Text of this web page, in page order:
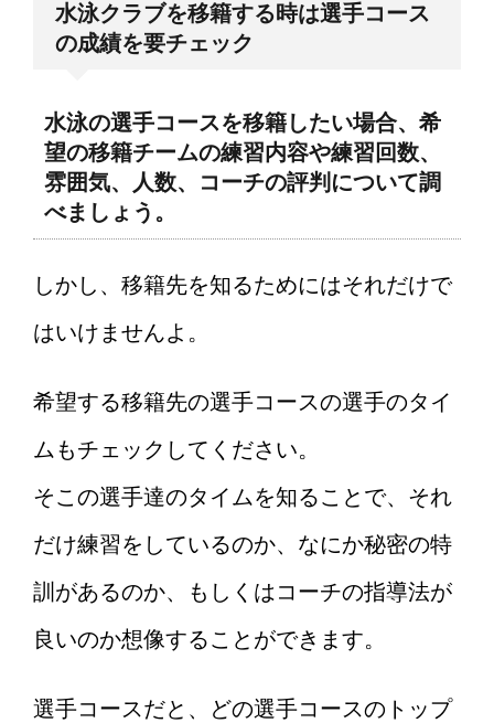
水泳クラブを移籍する時は選手コース
の成績を要チェック
水泳の選手コースを移籍したい場合、希
望の移籍チームの練習内容や練習回数、
雰囲気、人数、コーチの評判について調
べましょう。
しかし、移籍先を知るためにはそれだけで
はいけませんよ。
希望する移籍先の選手コースの選手のタイ
ムもチェックしてください。
そこの選手達のタイムを知ることで、それ
だけ練習をしているのか、なにか秘密の特
訓があるのか、もしくはコーチの指導法が
良いのか想像することができます。
選手コースだと、どの選手コースのトップ